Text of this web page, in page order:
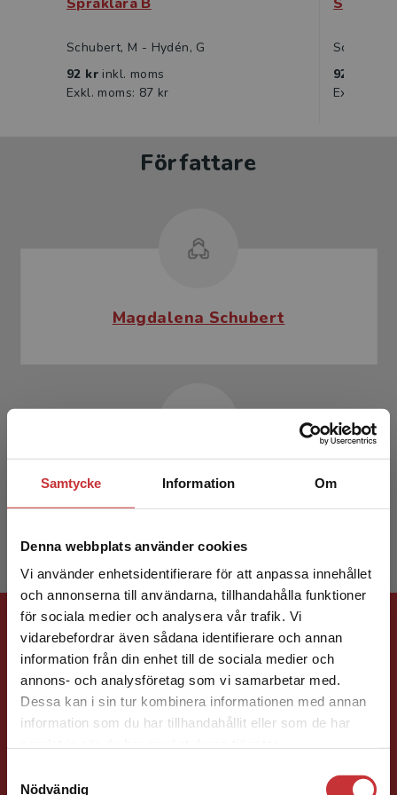
Samtycke Information Om
Denna webbplats använder cookies
Vi använder enhetsidentifierare för att anpassa innehållet
och annonserna till användarna, tillhandahålla funktioner
för sociala medier och analysera vår trafik. Vi
vidarebefordrar även sådana identifierare och annan
information från din enhet till de sociala medier och
annons- och analysföretag som vi samarbetar med.
Dessa kan i sin tur kombinera informationen med annan
information som du har tillhandahållit eller som de har
Nödvändig
Begränsad fraktregion
Det verkar som att du besöker
studentlitteratur.se via en enhet utanför Sverige.
Vi erbjuder inte leveranser utanför Sverige. För
Schubert, M - Hydén, G
92 kr inkl. moms
Exkl. moms: 87 kr
Schubert,
92 kr
Exkl.
Författare
Magdalena Schubert
Görel Hydén
Förlagskontakt